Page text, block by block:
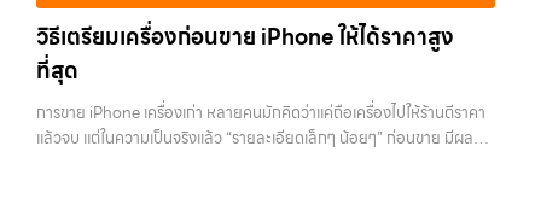
และคุ้มค่ากว่า ทำไมต้องเลือกเรา ผู้เชี่ยวชาญด้านการให้บริการ รับซื้อมือถือ
iPhone, Samsung, ไอแพด แท็บเล็ตทุกยี่ห้อ ในราคาสูง พร้อมจ่ายเงิน
ทันที โดยเน้นบริการในพื้นที่ ลาดพร้าว, รัชดา, บางรัก, แจ้งวัฒนะ, บางแค,
วัชรพล, รามอินทรา, รวมถึง บางนา, บางพลี, เกษตรนวมินทร์, เสนานิคม,
วังหินไม่ว่าคุณจะต้องการ รับซื้อโทรศัพท์, รับซื้อแมคบุค, รับซื้อโน๊ตบุ๊ค, รับ
ซื้อแท็บเล็ต, หรือบริการอื่นๆ เกี่ยวกับสินค้าไอที กรุงเทพฯ – เราพร้อมให้
วงจร ไม่ว่าคุณจะอยู่โซนเมืองหรือเขตชานเมือง เรามีทีมงานพร้อมให้บริการ
ถึงที่ในพื้นที่ “ใกล้ ฉัน” เพื่อความสะดวกและรวดเร็วที่สุด ที่ “รับซื้อขายมือ
ถือ.com” เราเข้าใจดีว่าอุปกรณ์แต่ละชิ้นไม่ใช่แค่เครื่องใช้ไฟฟ้า แต่เป็น
ทรัพย์สินที่มีมูลค่า คุณอาจต้องการเปลี่ยนรุ่น หรือต้องการเงินด่วน เราจึง
มอบบริการประเมินสภาพเครื่อง ฟรี ปราบปรามความยุ่งยากทั้งหลาย โดย
เน้น โปร่งใส มั่นใจได้ และจ่ายเงินทันทีเมื่อตกลงซื้อขายสำเร็จ บริการของเรา
วิธีเตรียมเครื่องก่อนขาย iPhone ให้ได้ราคาสูง
ที่สุด
การขาย iPhone เครื่องเก่า หลายคนมักคิดว่าแค่ถือเครื่องไปให้ร้านตีราคา
แล้วจบ แต่ในความเป็นจริงแล้ว “รายละเอียดเล็กๆ น้อยๆ” ก่อนขาย มีผลต่อ